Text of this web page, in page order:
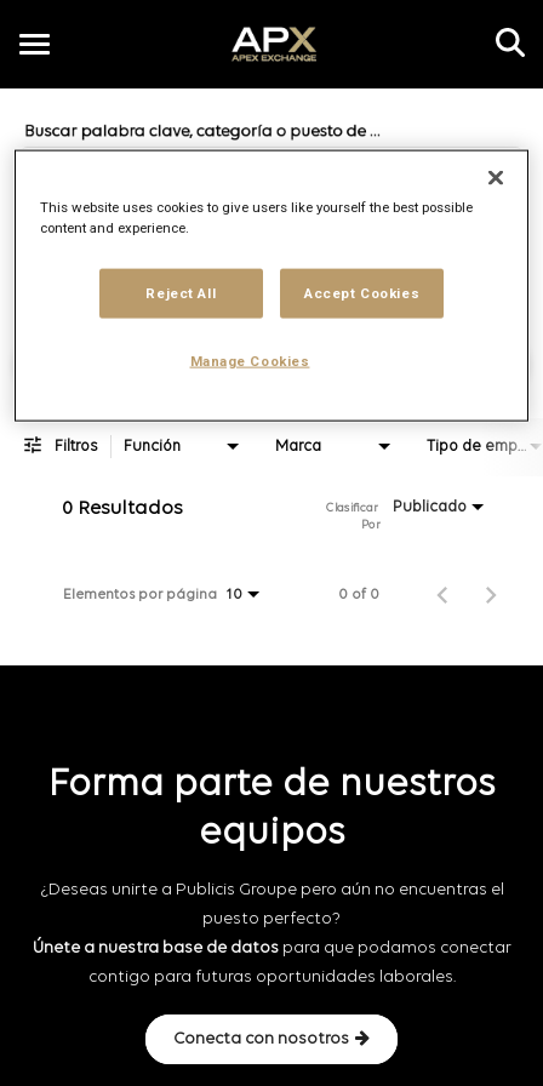
Toggle
access_time 10 MI
Encontrar empleos
Filtros Función Marca Tipo de empleo
0 Resultados Publicado
Clasificar
Por
Elementos por página 10 0 of 0
Forma parte de nuestros
equipos
¿Deseas unirte a Publicis Groupe pero aún no encuentras el
puesto perfecto?
Únete a nuestra base de datospara que podamos conectar
contigo para futuras oportunidades laborales.
Conecta con nosotros
This website uses cookies to give users like yourself the best possible
content and experience.
Reject All Accept Cookies
Manage Cookies